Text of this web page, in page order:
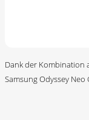
Dank der Kombination
Samsung Odyssey